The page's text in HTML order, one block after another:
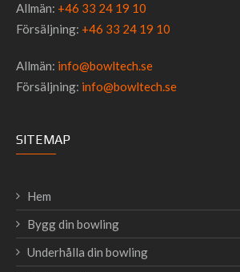
Allmän: +46 33 24 19 10
Försäljning: +46 33 24 19 10
Allmän: info@bowltech.se
Försäljning: info@bowltech.se
SITEMAP
Hem
Bygg din bowling
Underhålla din bowling